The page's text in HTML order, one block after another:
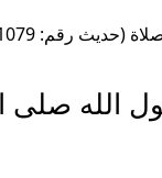
(حديث رقم: 1079 )
الله صلى